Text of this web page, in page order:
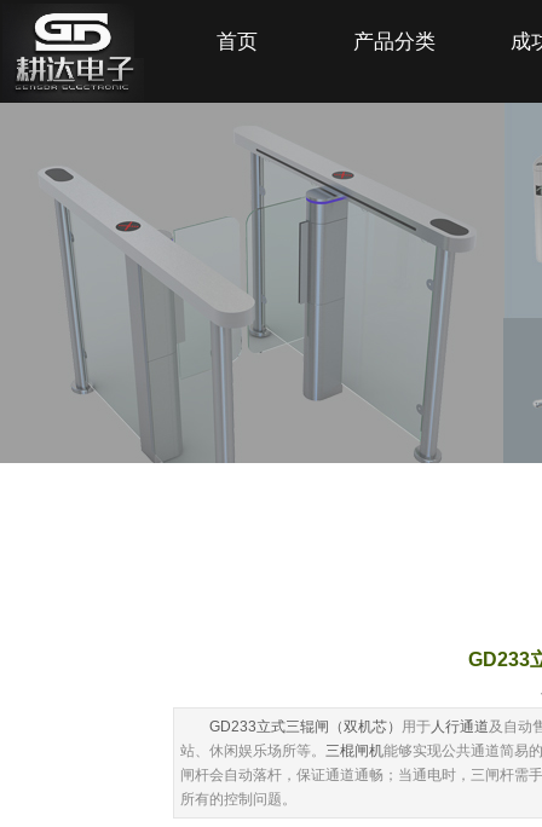
首页 产品分类 成
SHANGHAI GENGDA ELECTRONIC COMPANY
GD233
GD233立式三辊闸（双机芯） 用于人行通道及自动
站、休闲娱乐场所等。 三棍闸机能够实现公共通道简易
闸杆会自动落杆，保证通道通畅；当通电时，三闸杆需
所有的控制问题。